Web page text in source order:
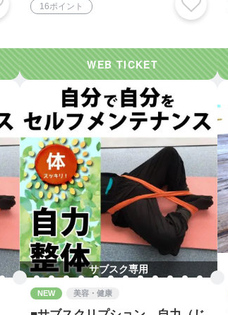
16ポイント
サブスク専用
NEW 美容・健康